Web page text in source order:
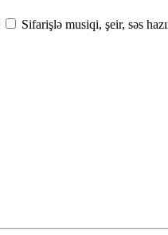
Sifarişlə musiqi, şeir, səs